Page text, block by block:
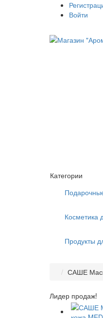
Войти
Категории
Косметика
Продукты
САШЕ
Лидер продаж!